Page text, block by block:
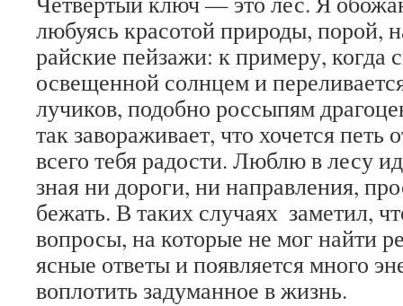
любуясь красотой природы, порой,
райские пейзажи: к примеру, когда
освещенной солнцем и
лучиков, подобно россыпям
так завораживает, что хочется
всего тебя радости. Люблю в лесу
зная ни дороги, ни направления,
бежать. В таких случаях ​ заметил,
вопросы, на которые не мог найти
ясные ответы и появляется много
воплотить задуманное в жизнь.